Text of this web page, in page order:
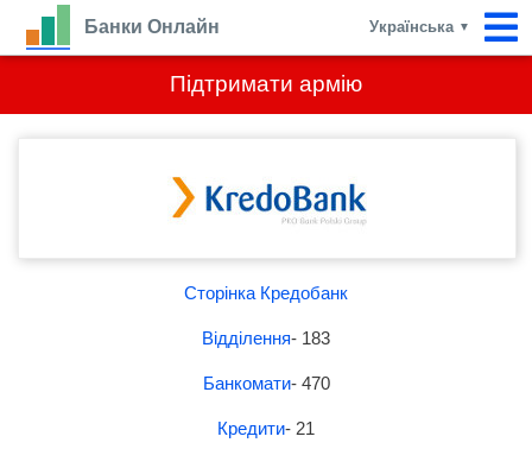
Підтримати армію
Банки Онлайн Українська ▼
Сторінка Кредобанк
Відділення- 183
Банкомати- 470
Кредити- 21